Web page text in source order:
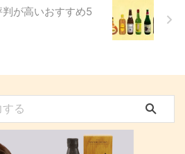
判が高いおすすめ5